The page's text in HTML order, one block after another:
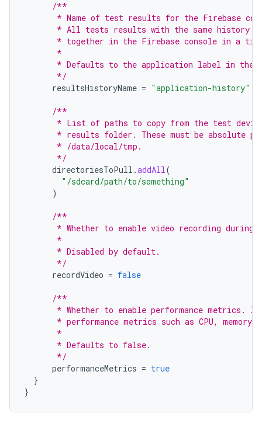
/**
* Name of test results for the Firebase
* All tests results with the same history
* together in the Firebase console in a
       *
* Defaults to the application label in the
       */
resultsHistoryName = "application-history"
/**
* List of paths to copy from the test
* results folder. These must be absolute
       * /data/local/tmp.
       */
directoriesToPull .addAll(
"/sdcard/path/to/something"
)
/**
* Whether to enable video recording during
       *
       * Disabled by default.
       */
recordVideo = false
/**
* Whether to enable performance metrics.
* performance metrics such as CPU, memory,
       *
       * Defaults to false.
       */
performanceMetrics = true
}
}